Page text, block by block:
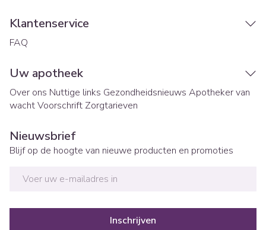
Klantenservice
FAQ
Uw apotheek
Over ons Nuttige links Gezondheidsnieuws Apotheker van
wachtVoorschrift Zorgtarieven
Nieuwsbrief
Blijf op de hoogte van nieuwe producten en promoties
Inschrijven